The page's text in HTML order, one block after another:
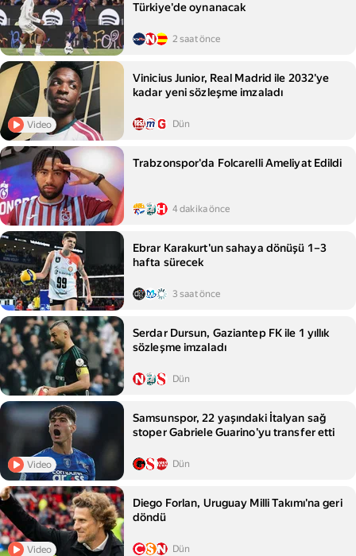
Türkiye'de oynanacak
2 saat önce
Video
Vinicius Junior, Real Madrid ile 2032'ye
kadar yeni sözleşme imzaladı
Dün
Trabzonspor'da Folcarelli Ameliyat Edildi
4 dakika önce
Ebrar Karakurt'un sahaya dönüşü 1–3
hafta sürecek
3 saat önce
Serdar Dursun, Gaziantep FK ile 1 yıllık
sözleşme imzaladı
Dün
Video
Samsunspor, 22 yaşındaki İtalyan sağ
stoper Gabriele Guarino'yu transfer etti
Dün
Video
Diego Forlan, Uruguay Milli Takımı'na geri
döndü
Dün